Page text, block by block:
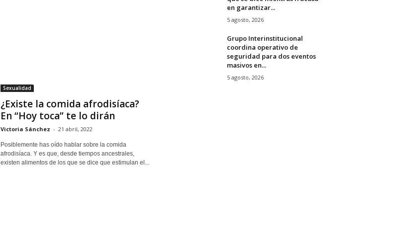
Sexualidad
¿Existe la comida afrodisíaca?
En “Hoy toca” te lo dirán
Victoria Sánchez - 21 abril, 2022
Posiblemente has oído hablar sobre la comida
afrodisíaca. Y es que, desde tiempos ancestrales,
existen alimentos de los que se dice que estimulan el...
en garantizar...
5 agosto, 2026
Grupo Interinstitucional
coordina operativo de
seguridad para dos eventos
masivos en...
5 agosto, 2026